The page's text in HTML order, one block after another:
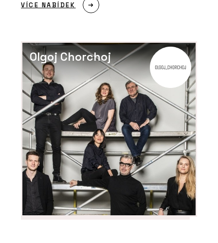
SLUŽBY
Výroba na zakázku - DEVOTO
VÍCE NABÍDEK
Olgoj Chorchoj